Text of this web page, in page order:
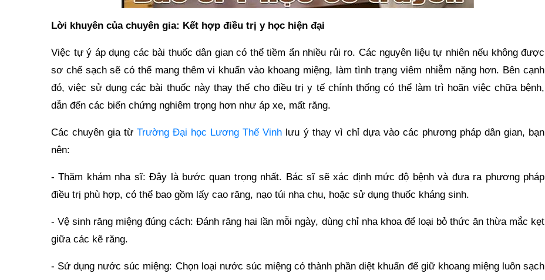
Lời khuyên của chuyên gia: Kết hợp điều trị y học hiện đại
Việc tự ý áp dụng các bài thuốc dân gian có thể tiềm ẩn nhiều rủi ro. Các nguyên liệu tự nhiên nếu không được
sơ chế sạch sẽ có thể mang thêm vi khuẩn vào khoang miệng, làm tình trạng viêm nhiễm nặng hơn. Bên cạnh
đó, việc sử dụng các bài thuốc này thay thế cho điều trị y tế chính thống có thể làm trì hoãn việc chữa bệnh,
dẫn đến các biến chứng nghiêm trọng hơn như áp xe, mất răng.
Các chuyên gia từTrường Đại học Lương Thế Vinh lưu ý thay vì chỉ dựa vào các phương pháp dân gian, bạn
nên:
- Thăm khám nha sĩ: Đây là bước quan trọng nhất. Bác sĩ sẽ xác định mức độ bệnh và đưa ra phương pháp
điều trị phù hợp, có thể bao gồm lấy cao răng, nạo túi nha chu, hoặc sử dụng thuốc kháng sinh.
- Vệ sinh răng miệng đúng cách: Đánh răng hai lần mỗi ngày, dùng chỉ nha khoa để loại bỏ thức ăn thừa mắc kẹt
giữa các kẽ răng.
- Sử dụng nước súc miệng: Chọn loại nước súc miệng có thành phần diệt khuẩn để giữ khoang miệng luôn sạch